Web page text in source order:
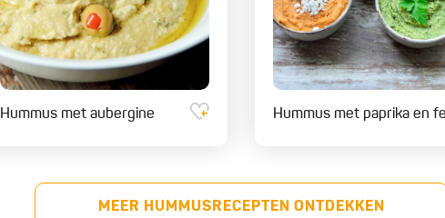
Hummus met aubergine Hummus met paprika en
MEER HUMMUSRECEPTEN ONTDEKKEN